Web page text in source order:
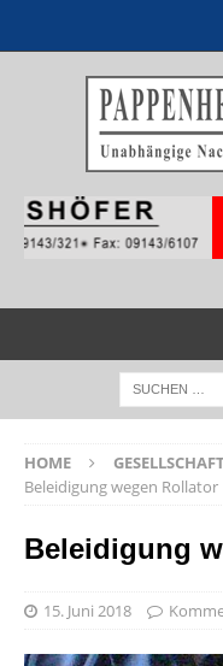
HOME
Beleidigung wegen Rollator
Beleidigung
15. Juni 2018